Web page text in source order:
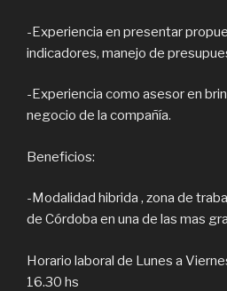
-Experiencia en presentar
indicadores, manejo de
-Experiencia como asesor en
negocio de la compañía.
Beneficios:
-Modalidad hibrida , zona de
de Córdoba en una de las mas
Horario laboral de Lunes a
16.30 hs